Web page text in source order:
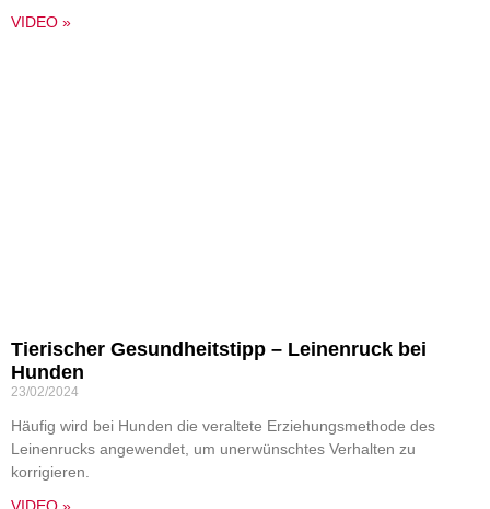
VIDEO »
Tierischer Gesundheitstipp – Leinenruck bei
Hunden
23/02/2024
Häufig wird bei Hunden die veraltete Erziehungsmethode des
Leinenrucks angewendet, um unerwünschtes Verhalten zu
korrigieren.